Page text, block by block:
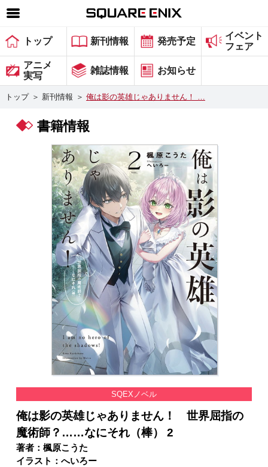
SQUARE ENIX 公式サイトメニュー
ゲーム
マガジン＆ブックス
グッズ
会社情報 採用情報
スクウェア・エニックス サイト内検索
トップ 新刊情報 発売予定
イベント
フェア
アニメ
実写
雑誌情報 お知らせ
トップ ＞ 新刊情報 ＞ 俺は影の英雄じゃありません！ …
書籍情報
SQEXノベル
俺は影の英雄じゃありません！ 世界屈指の
魔術師？……なにそれ（棒） 2
著者：楓原こうた
イラスト：へいろー